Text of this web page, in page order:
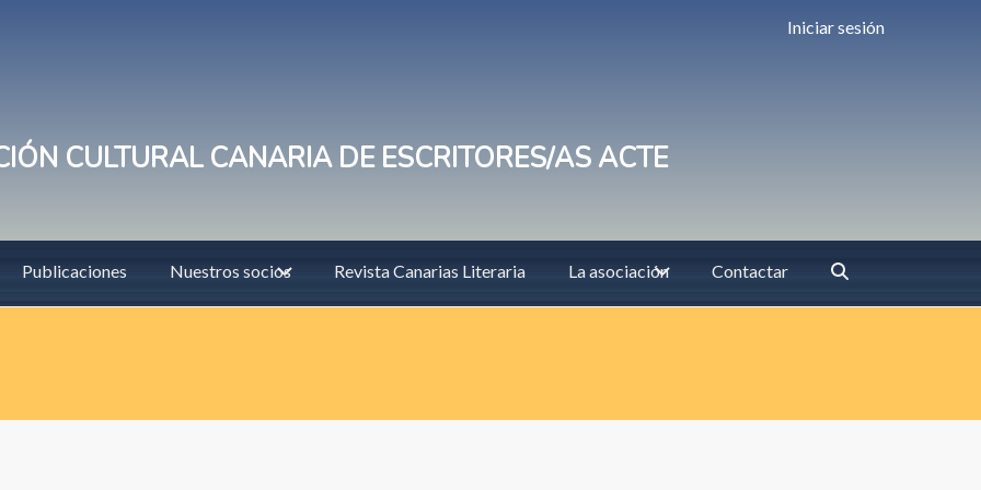
Iniciar sesión
CULTURAL CANARIA DE ESCRITORES/AS ACTE
Publicaciones Nuestros socios Revista Canarias Literaria La asociación Contactar